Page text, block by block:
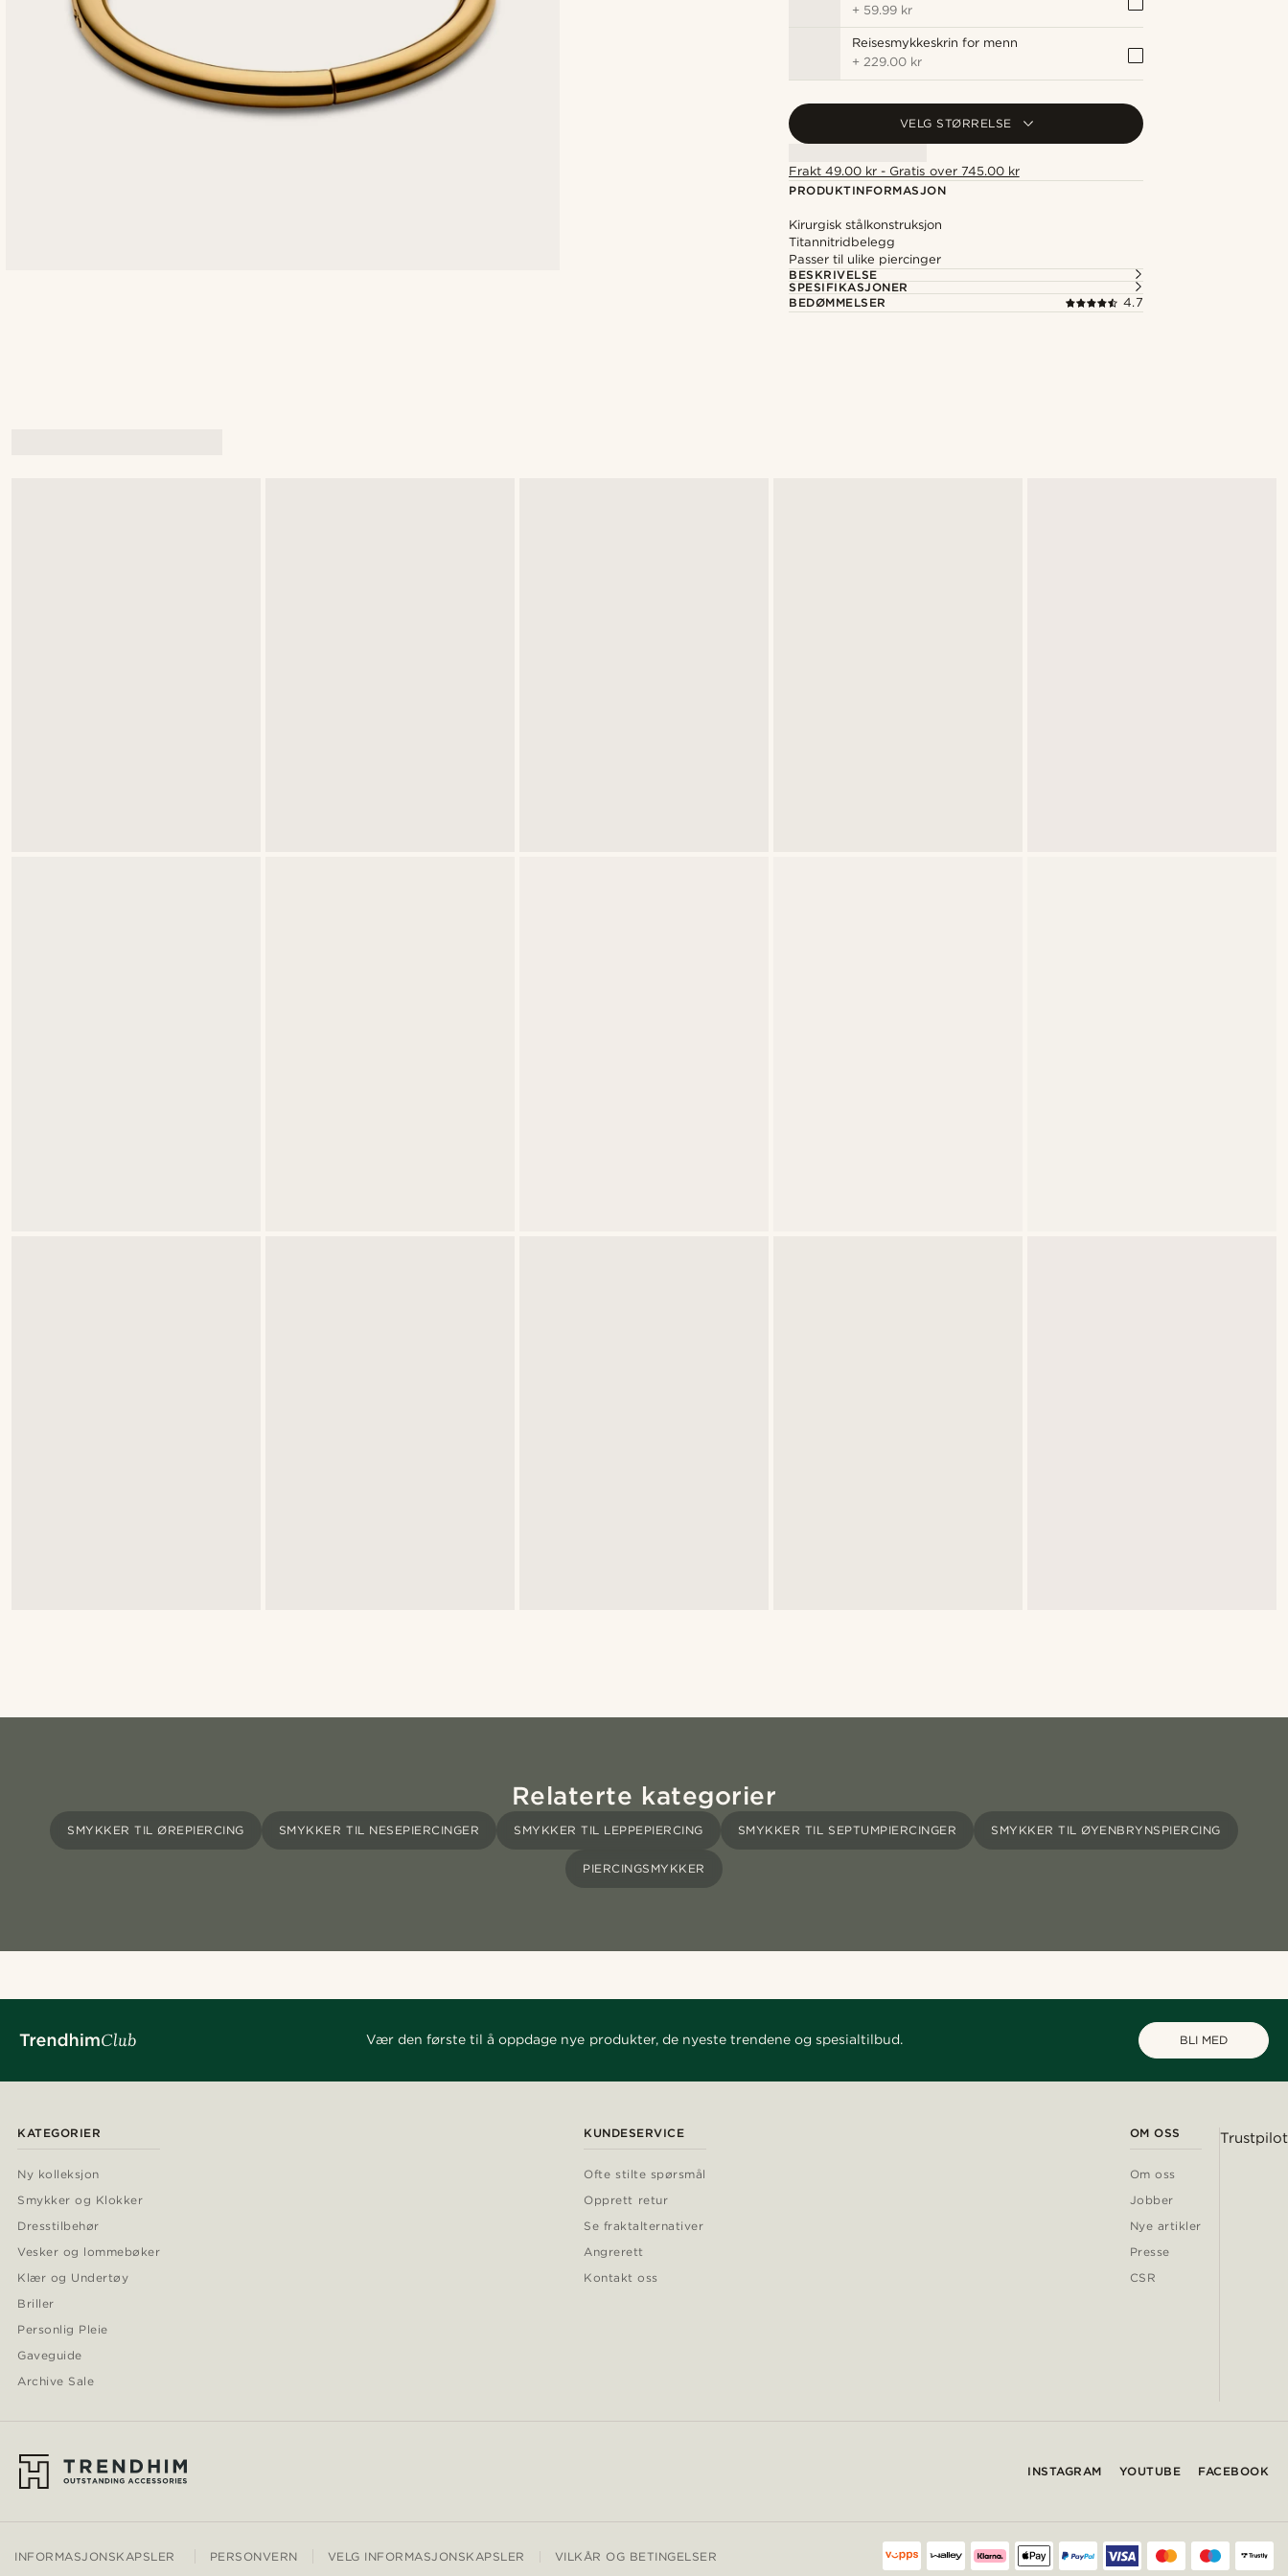
+ 59.99 kr
Reisesmykkeskrin for menn
+229.00 kr
VELG STØRRELSE
Frakt 49.00 kr - Gratis over 745.00 kr
PRODUKTINFORMASJON
Kirurgisk stålkonstruksjon
Titannitridbelegg
Passer til ulike piercinger
BESKRIVELSE
SPESIFIKASJONER
BEDØMMELSER
4.7
Relaterte kategorier
SMYKKER TIL ØREPIERCING SMYKKER TIL NESEPIERCINGER SMYKKER TIL LEPPEPIERCING SMYKKER TIL SEPTUMPIERCINGER SMYKKER TIL ØYENBRYNSPIERCING
PIERCINGSMYKKER
Vær den første til å oppdage nye produkter, de nyeste trendene og spesialtilbud. BLI MED
KATEGORIER
Ny kolleksjon
Smykker og Klokker
Dresstilbehør
Vesker og lommebøker
Klær og Undertøy
Briller
Personlig Pleie
Gaveguide
Archive Sale
KUNDESERVICE
Ofte stilte spørsmål
Opprett retur
Se fraktalternativer
Angrerett
Kontakt oss
OM OSS
Om oss
Jobber
Nye artikler
Presse
CSR
Trustpilot
INSTAGRAM YOUTUBE FACEBOOK
INFORMASJONSKAPSLER PERSONVERN VELG INFORMASJONSKAPSLER VILKÅR OG BETINGELSER